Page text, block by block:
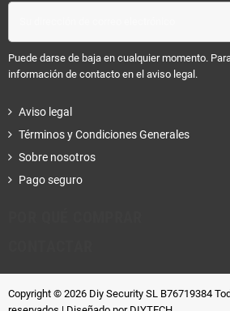
Puede darse de baja en cualquier momento.
información de contacto en el aviso legal.
Aviso legal
Términos y Condiciones Generales
Sobre nosotros
Pago seguro
Copyright © 2026 Diy Security SL B76719384